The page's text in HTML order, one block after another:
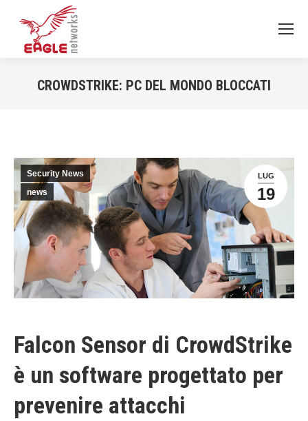
CROWDSTRIKE: PC DEL MONDO BLOCCATI
LUG
19
Security News
news
Falcon Sensor di CrowdStrike
è un software progettato per
prevenire attacchi